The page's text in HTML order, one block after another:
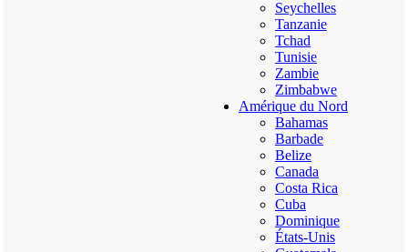
Seychelles
Tanzanie
Tchad
Tunisie
Zambie
Zimbabwe
Amérique du Nord
Bahamas
Barbade
Belize
Canada
Costa Rica
Cuba
Dominique
États-Unis